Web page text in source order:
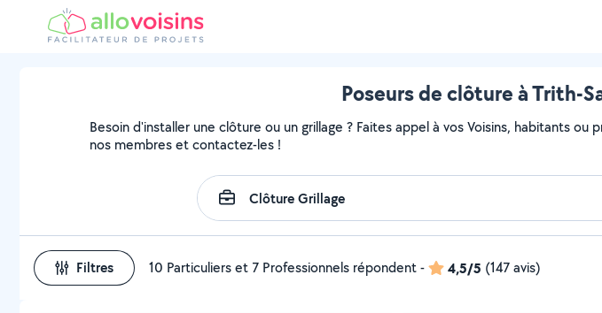
Poseurs de clôture à Trith-
Besoin d'installer une clôture ou un grillage ? Faites appel à vos Voisins, habitants
nos membres et contactez-les !
Filtres 10 Particuliers et 7 Professionnels répondent- 4,5/5 (147 avis)